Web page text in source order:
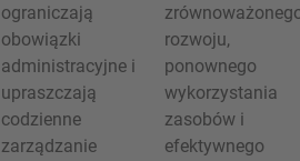
ograniczają
obowiązki
administracyjne i
upraszczają
codzienne
zarządzanie
rozwoju,
ponownego
wykorzystania
zasobów i
efektywnego